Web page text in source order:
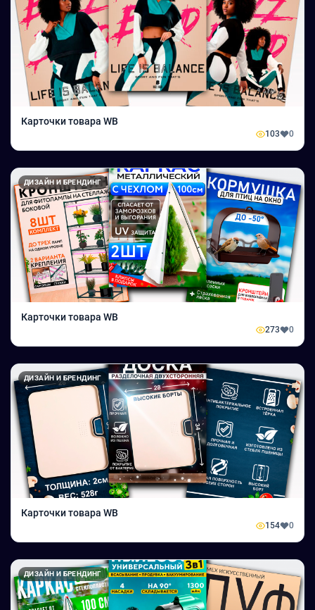
Карточки товара WB
103 0
ДИЗАЙН И БРЕНДИНГ
Карточки товара WB
273 0
ДИЗАЙН И БРЕНДИНГ
Карточки товара WB
154 0
ДИЗАЙН И БРЕНДИНГ